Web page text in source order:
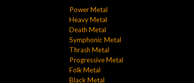
Power Metal
Heavy Metal
Death Metal
Symphonic Metal
Thrash Metal
Progressive Metal
Folk Metal
Black Metal